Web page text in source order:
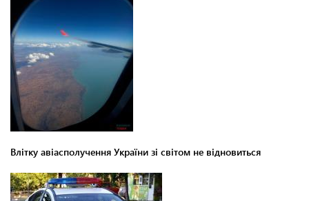
Влітку авіасполучення України зі світом не відновиться